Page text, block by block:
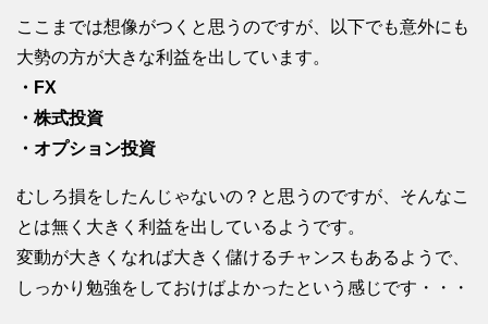
ここまでは想像がつくと思うのですが、以下でも意外にも
大勢の方が大きな利益を出しています。
・FX
・株式投資
・オプション投資
むしろ損をしたんじゃないの？と思うのですが、そんなこ
とは無く大きく利益を出しているようです。
変動が大きくなれば大きく儲けるチャンスもあるようで、
しっかり勉強をしておけばよかったという感じです・・・